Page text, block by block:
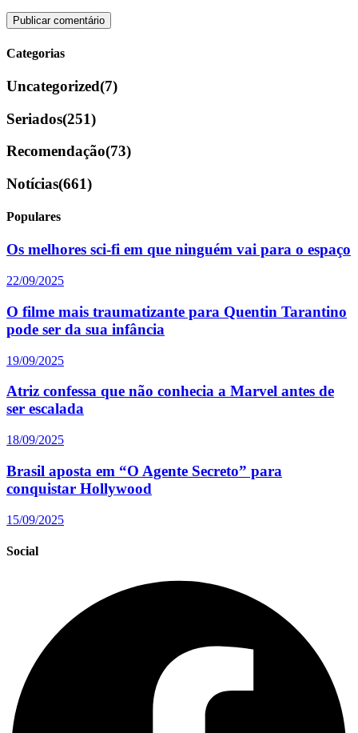
Categorias
Uncategorized(7)
Seriados(251)
Recomendação(73)
Notícias(661)
Populares
Os melhores sci-fi em que ninguém vai para o espaço
22/09/2025
O filme mais traumatizante para Quentin Tarantino
pode ser da sua infância
19/09/2025
Atriz confessa que não conhecia a Marvel antes de
ser escalada
18/09/2025
Brasil aposta em “O Agente Secreto” para
conquistar Hollywood
15/09/2025
Social